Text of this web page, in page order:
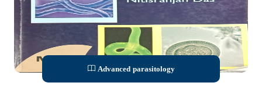
Advanced parasitology